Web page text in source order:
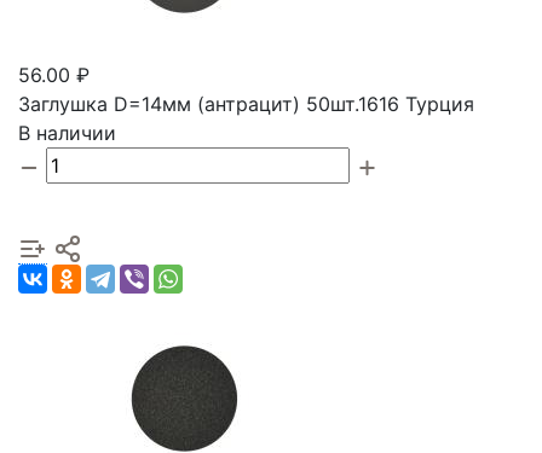
56.00 ₽
Заглушка D=14мм (антрацит) 50шт.1616 Турция
В наличии